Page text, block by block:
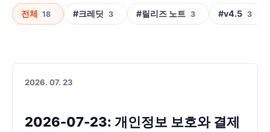
전체 18 #크레딧 3 #릴리즈 노트 3 #v4.5 3
2026. 07. 23
2026-07-23: 개인정보 보호와 결제